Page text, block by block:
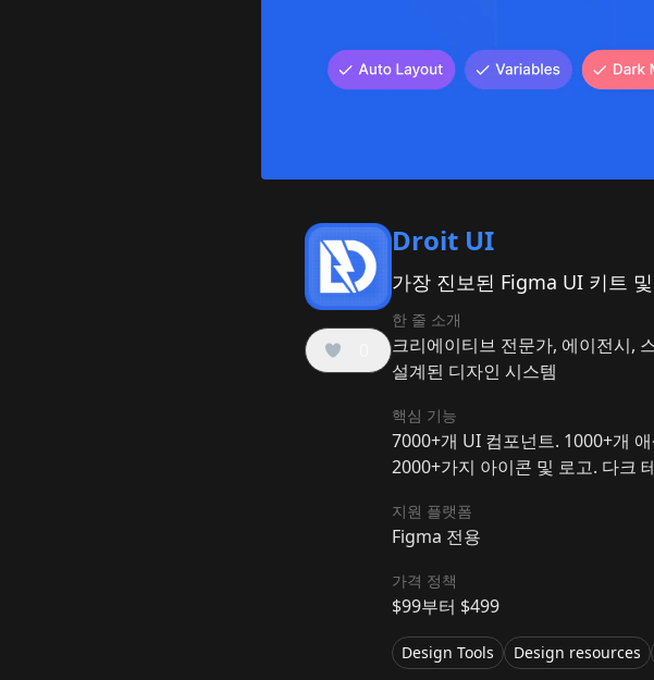
Droit UI
가장 진보된 Figma UI 키트
한 줄 소개
크리에이티브 전문가, 에이전시,
설계된 디자인 시스템
핵심 기능
7000+개 UI 컴포넌트. 1000+개
2000+가지 아이콘 및 로고. 다크
지원 플랫폼
Figma 전용
가격 정책
$99부터 $499
Design Tools Design resources